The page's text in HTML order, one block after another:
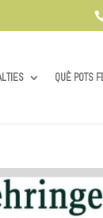
QUÈ POTS